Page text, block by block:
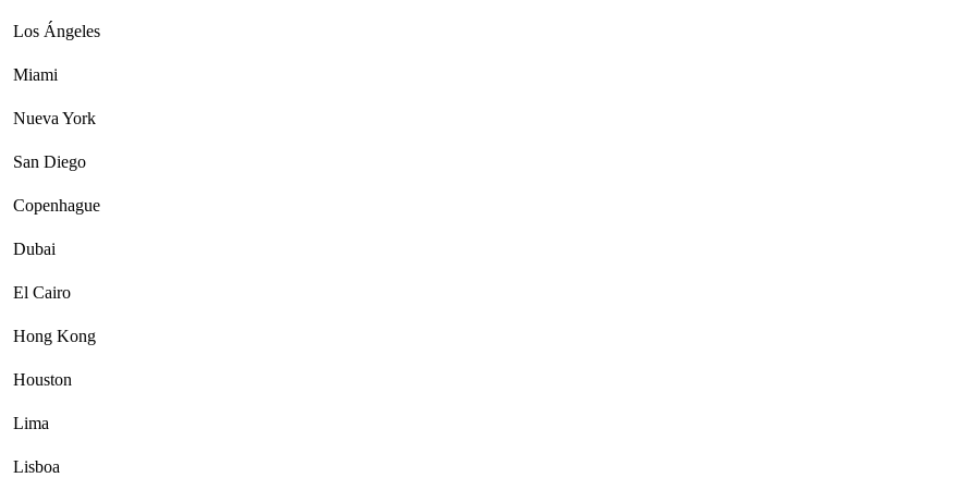
Los Ángeles
Miami
Nueva York
San Diego
Copenhague
Dubai
El Cairo
Hong Kong
Houston
Lima
Lisboa